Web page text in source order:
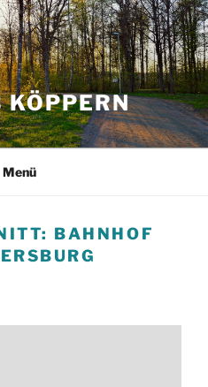
KÖPPERN
Menü
BAHNHOF